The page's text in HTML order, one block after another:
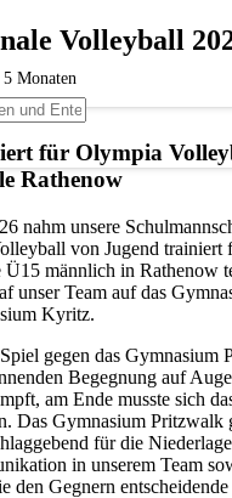
Volleyball
Monaten
für Olympia
Rathenow
nahm unsere
von Jugend trainiert
Ü15 männlich in Rathenow
unser Team auf das
Kyritz.
gegen das
Begegnung auf
am Ende musste sich
Das Gymnasium Pritzwalk
für die
in unserem Team
den Gegnern